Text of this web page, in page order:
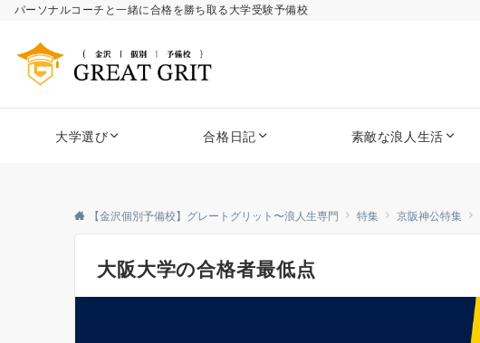
パーソナルコーチと一緒に合格を勝ち取る大学受験予備校
大学選び 合格日記 素敵な浪人生活
【金沢個別予備校】グレートグリット〜浪人生専門 特集 京阪神公特集
大阪大学の合格者最低点